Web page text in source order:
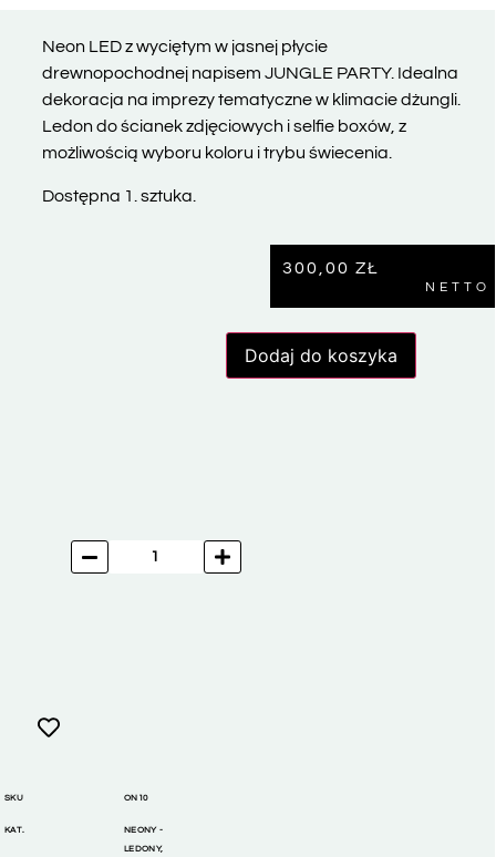
Neon LED z wyciętym w jasnej płycie
drewnopochodnej napisem JUNGLE PARTY. Idealna
dekoracja na imprezy tematyczne w klimacie dżungli.
Ledon do ścianek zdjęciowych i selfie boxów, z
możliwością wyboru koloru i trybu świecenia.
Dostępna 1. sztuka.
300,00 ZŁ
NETTO
Dodaj do koszyka
SKU ON10
KAT.
NEONY -
LEDONY,